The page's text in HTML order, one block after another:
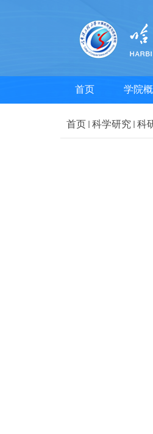
首页 学院
首页 科学研究 科